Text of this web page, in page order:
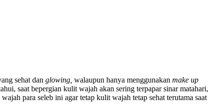
sehat dan glowing, walaupun hanya menggunakan make up
saat bepergian kulit wajah akan sering terpapar sinar matahari,
para seleb ini agar tetap kulit wajah tetap sehat terutama saat